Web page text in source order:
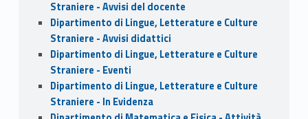
Straniere - Avvisi del docente
Dipartimento di Lingue, Letterature e Culture
Straniere - Avvisi didattici
Dipartimento di Lingue, Letterature e Culture
Straniere - Eventi
Dipartimento di Lingue, Letterature e Culture
Straniere - In Evidenza